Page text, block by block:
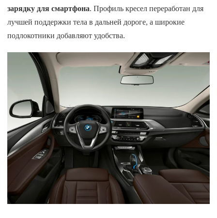
зарядку для смартфона. Профиль кресел переработан для
лучшей поддержки тела в дальней дороге, а широкие
подлокотники добавляют удобства.